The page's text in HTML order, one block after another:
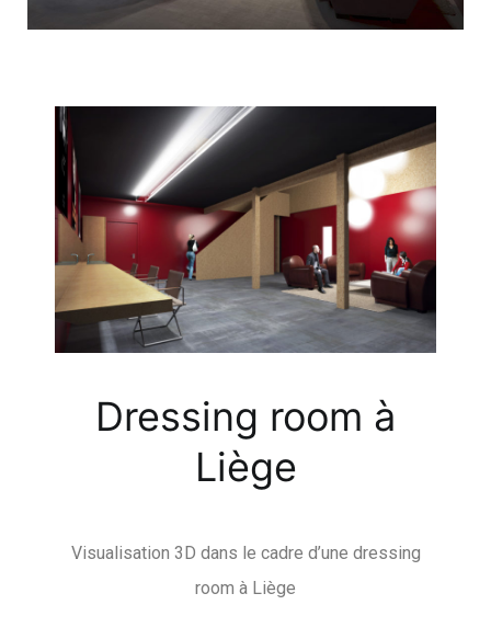
Dressing room à
Liège
Visualisation 3D dans le cadre d’une dressing
room à Liège